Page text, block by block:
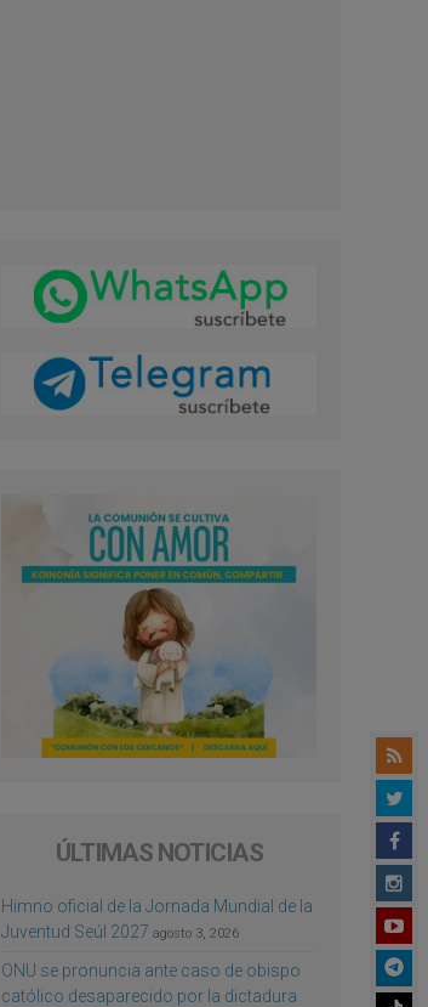
ÚLTIMAS NOTICIAS
Himno oficial de la Jornada Mundial de la
Juventud Seúl 2027 agosto 3, 2026
ONU se pronuncia ante caso de obispo
católico desaparecido por la dictadura